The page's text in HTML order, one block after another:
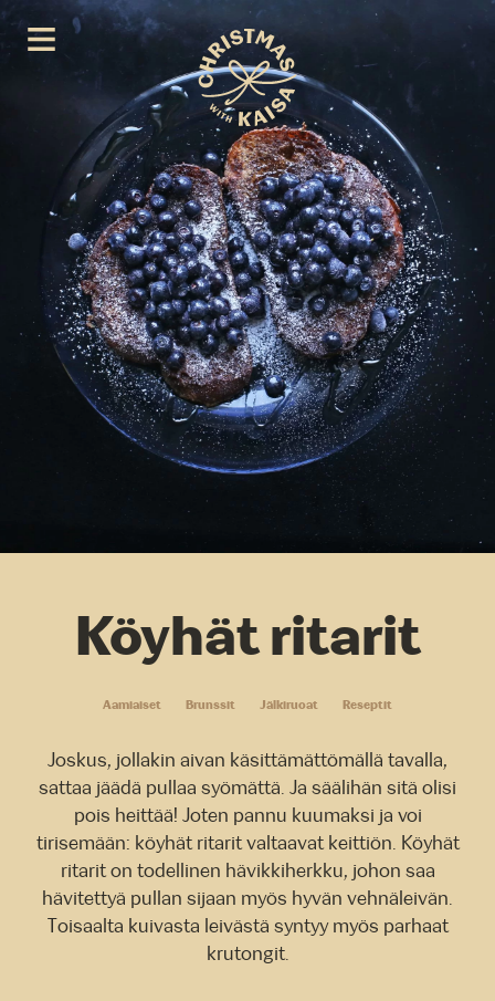
Köyhät ritarit
Aamiaiset Brunssit Jälkiruoat Reseptit
Joskus, jollakin aivan käsittämättömällä tavalla,
sattaa jäädä pullaa syömättä. Ja säälihän sitä olisi
pois heittää! Joten pannu kuumaksi ja voi
tirisemään: köyhät ritarit valtaavat keittiön. Köyhät
ritarit on todellinen hävikkiherkku, johon saa
hävitettyä pullan sijaan myös hyvän vehnäleivän.
Toisaalta kuivasta leivästä syntyy myös parhaat
krutongit.